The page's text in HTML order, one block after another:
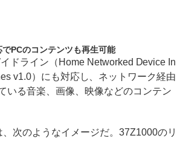
PCのコンテンツも再生可能
ドライン（Home Networked Device In
v1.0）にも対応し、ネットワーク経由
いる音楽、画像、映像などのコンテン
次のようなイメージだ。37Z1000のリ